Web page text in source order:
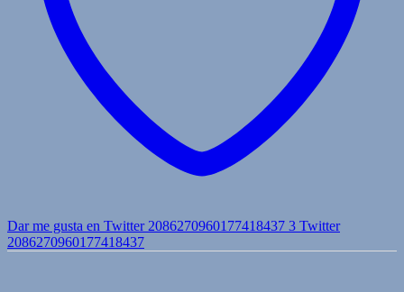
Dar me gusta en Twitter 2086270960177418437 3 Twitter
2086270960177418437